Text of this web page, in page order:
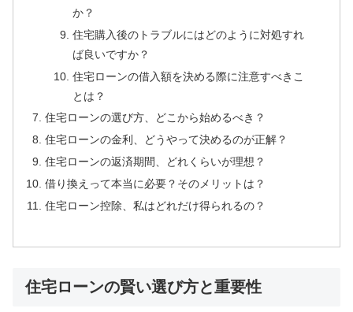
か？
住宅購入後のトラブルにはどのように対処すれ
ば良いですか？
住宅ローンの借入額を決める際に注意すべきこ
とは？
住宅ローンの選び方、どこから始めるべき？
住宅ローンの金利、どうやって決めるのが正解？
住宅ローンの返済期間、どれくらいが理想？
借り換えって本当に必要？そのメリットは？
住宅ローン控除、私はどれだけ得られるの？
住宅ローンの賢い選び方と重要性